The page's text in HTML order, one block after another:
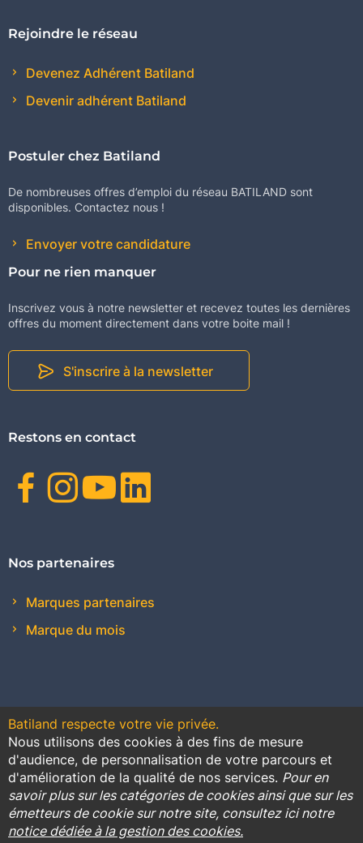
Rejoindre le réseau
Devenez Adhérent Batiland
Devenir adhérent Batiland
Postuler chez Batiland
De nombreuses offres d’emploi du réseau BATILAND sont
disponibles. Contactez nous !
Envoyer votre candidature
Pour ne rien manquer
Inscrivez vous à notre newsletter et recevez toutes les dernières
offres du moment directement dans votre boite mail !
S'inscrire à la newsletter
Restons en contact
Facebook
Instagram
Youtube
Nos partenaires
Marques partenaires
Marque du mois
Contact Conditions générales de vente
Promotions
Règlement général sur la protection des données
Batiland respecte votre vie privée.
Nous utilisons des cookies à des fins de mesure
d'audience, de personnalisation de votre parcours et
d'amélioration de la qualité de nos services. Pour en
savoir plus sur les catégories de cookies ainsi que sur les
émetteurs de cookie sur notre site, consultez ici notre
notice dédiée à la gestion des cookies.